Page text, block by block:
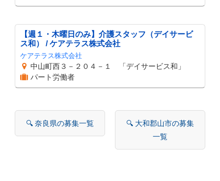
【週１・木曜日のみ】介護スタッフ（デイサービ
ス和） / ケアテラス株式会社
ケアテラス株式会社
中山町西３－２０４－１ 「デイサービス和」
パート労働者
🔍 奈良県の募集一覧
🔍 大和郡山市の募集
一覧